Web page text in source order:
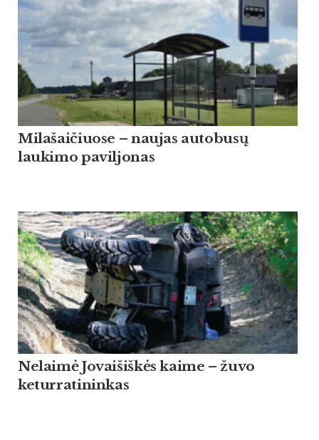
Milašaičiuose – naujas autobusų
laukimo paviljonas
Nelaimė Jovaišiškės kaime – žuvo
keturratininkas